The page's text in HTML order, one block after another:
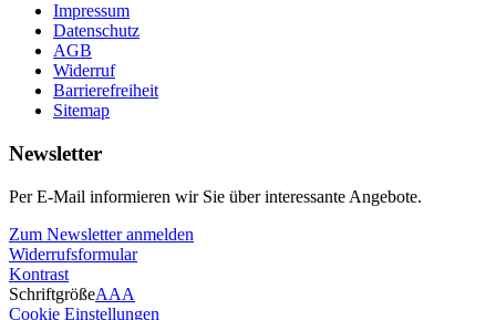
Impressum
Datenschutz
AGB
Widerruf
Barrierefreiheit
Sitemap
Newsletter
Per E-Mail informieren wir Sie über interessante Angebote.
Zum Newsletter anmelden
Widerrufsformular
Kontrast
SchriftgrößeAAA
Cookie Einstellungen